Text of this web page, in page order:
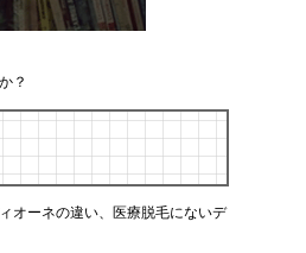
？
オーネの違い、医療脱毛にないデ